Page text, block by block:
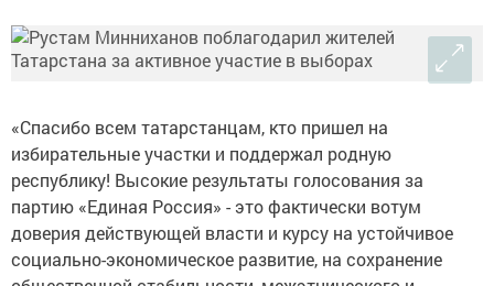
«Спасибо всем татарстанцам, кто пришел на
избирательные участки и поддержал родную
республику! Высокие результаты голосования за
партию «Единая Россия» - это фактически вотум
доверия действующей власти и курсу на устойчивое
социально-экономическое развитие, на сохранение